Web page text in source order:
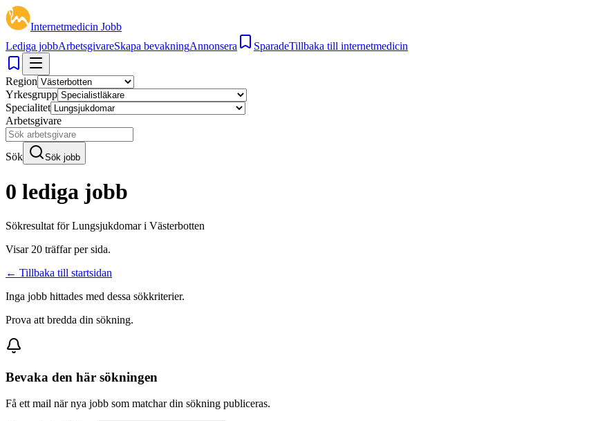
Internetmedicin Jobb
Lediga jobbArbetsgivareSkapa bevakningAnnonsera SparadeTillbaka till internetmedicin
Region
Yrkesgrupp
Specialitet
Arbetsgivare
Sök Sök jobb
0 lediga jobb
Sökresultat förLungsjukdomar i Västerbotten
Visar 20 träffar per sida.
← Tillbaka till startsidan
Inga jobb hittades med dessa sökkriterier.
Prova att bredda din sökning.
Bevaka den här sökningen
Få ett mail när nya jobb som matchar din sökning publiceras.